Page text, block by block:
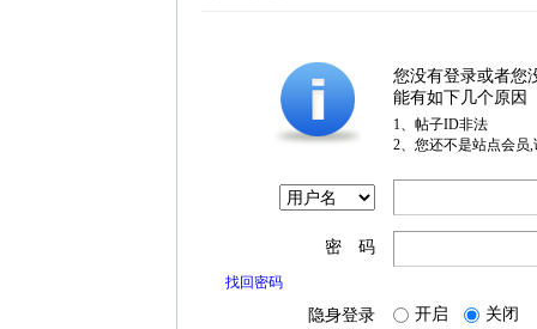
您没有登录或者您
能有如下几个原因
1、帖子ID非法
2、您还不是站点会员
密 码
找回密码
隐身登录 开启 关闭